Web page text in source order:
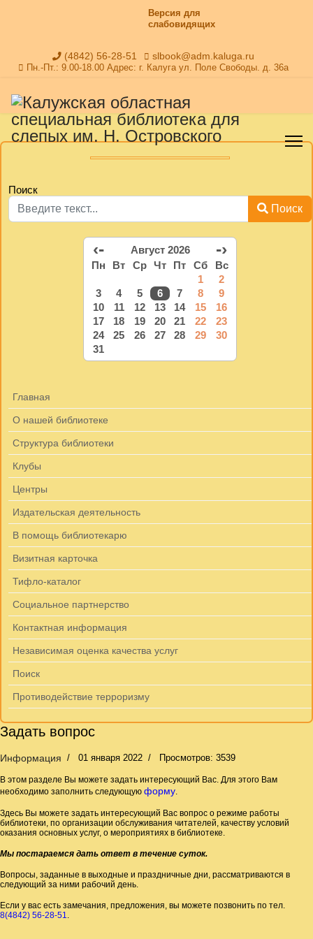
Версия для
слабовидящих
(4842) 56-28-51 slbook@adm.kaluga.ru
Пн.-Пт.: 9.00-18.00 Адрес: г. Калуга ул. Поле Свободы. д. 36а
Поиск
Поиск
‹- Август 2026 -›
Пн Вт Ср Чт Пт Сб
Вс
1
2
3
4 5 6 7 8
9
10
11 12 13 14 15
16
17
18 19 20 21 22
23
24
25 26 27 28 29
30
31
Главная
О нашей библиотеке
Структура библиотеки
Клубы
Центры
Издательская деятельность
В помощь библиотекарю
Визитная карточка
Тифло-каталог
Социальное партнерство
Контактная информация
Независимая оценка качества услуг
Поиск
Противодействие терроризму
Задать вопрос
Информация 01 января 2022 Просмотров: 3539
В этом разделе Вы можете задать интересующий Вас. Для этого Вам
необходимо заполнить следующую форму.
Здесь Вы можете задать интересующий Вас вопрос о режиме работы
библиотеки, по организации обслуживания читателей, качеству условий
оказания основных услуг, о мероприятиях в библиотеке.
Мы постараемся дать ответ в течение суток.
Вопросы, заданные в выходные и праздничные дни, рассматриваются в
следующий за ними рабочий день.
Если у вас есть замечания, предложения, вы можете позвонить по тел.
8(4842) 56-28-51.